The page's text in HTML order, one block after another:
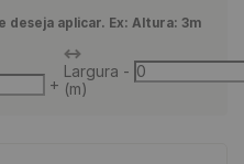
deseja aplicar. Ex: Altura: 3m
+
Largura
(m)
-